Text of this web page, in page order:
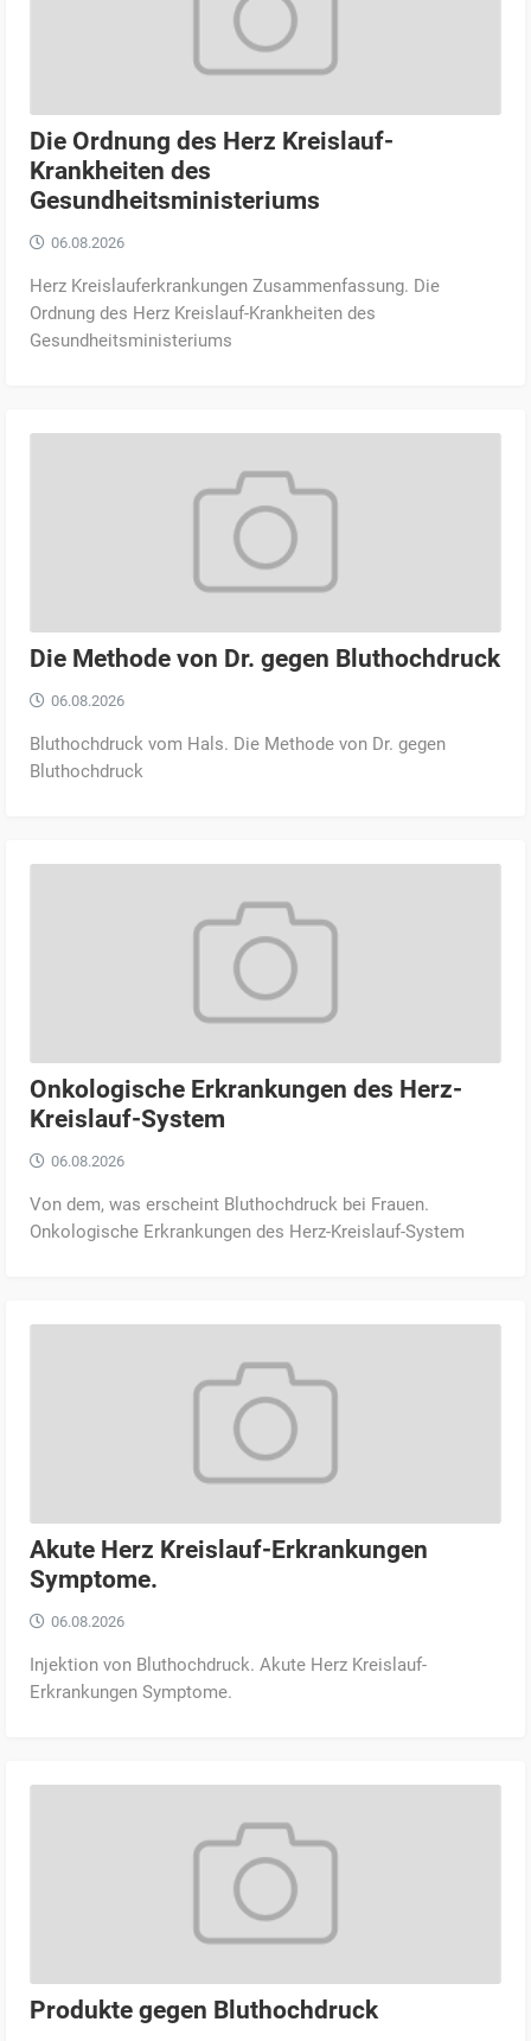
Die Ordnung des Herz Kreislauf-
Krankheiten des
Gesundheitsministeriums
06.08.2026
Herz Kreislauferkrankungen Zusammenfassung. Die
Ordnung des Herz Kreislauf-Krankheiten des
Gesundheitsministeriums
Die Methode von Dr. gegen Bluthochdruck
06.08.2026
Bluthochdruck vom Hals. Die Methode von Dr. gegen
Bluthochdruck
Onkologische Erkrankungen des Herz-
Kreislauf-System
06.08.2026
Von dem, was erscheint Bluthochdruck bei Frauen.
Onkologische Erkrankungen des Herz-Kreislauf-System
Akute Herz Kreislauf-Erkrankungen
Symptome.
06.08.2026
Injektion von Bluthochdruck. Akute Herz Kreislauf-
Erkrankungen Symptome.
Produkte gegen Bluthochdruck